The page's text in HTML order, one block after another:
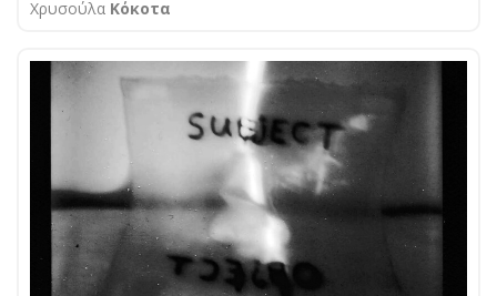
Χρυσούλα Κόκοτα